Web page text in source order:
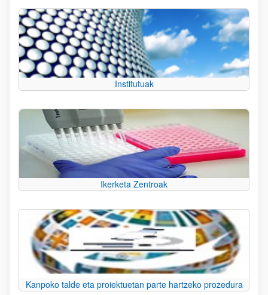
Institutuak
Ikerketa Zentroak
Kanpoko talde eta proiektuetan parte hartzeko prozedura